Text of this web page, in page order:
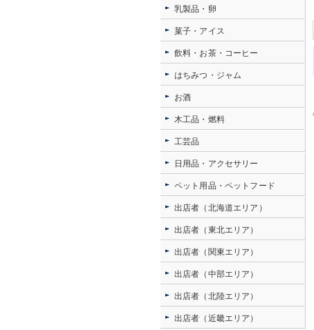
乳製品・卵
菓子・アイス
飲料・お茶・コーヒー
はちみつ・ジャム
お酒
木工品・燃料
工芸品
日用品・アクセサリー
ペット用品・ペットフード
出店者（北海道エリア）
出店者（東北エリア）
出店者（関東エリア）
出店者（中部エリア）
出店者（北陸エリア）
出店者（近畿エリア）